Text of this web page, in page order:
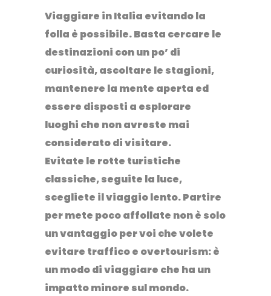
Viaggiare in Italia evitando la
folla è possibile. Basta cercare le
destinazioni con un po’ di
curiosità, ascoltare le stagioni,
mantenere la mente aperta ed
essere disposti a esplorare
luoghi che non avreste mai
considerato di visitare.
Evitate le rotte turistiche
classiche, seguite la luce,
scegliete il viaggio lento. Partire
permete poco affollate non è solo
un vantaggio per voi che volete
evitare traffico e overtourism: è
un modo di viaggiare che ha un
impatto minore sul mondo.